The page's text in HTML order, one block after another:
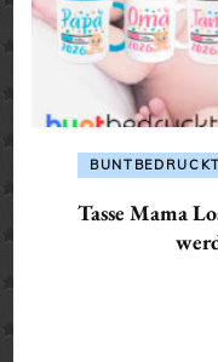
Tasse Mama